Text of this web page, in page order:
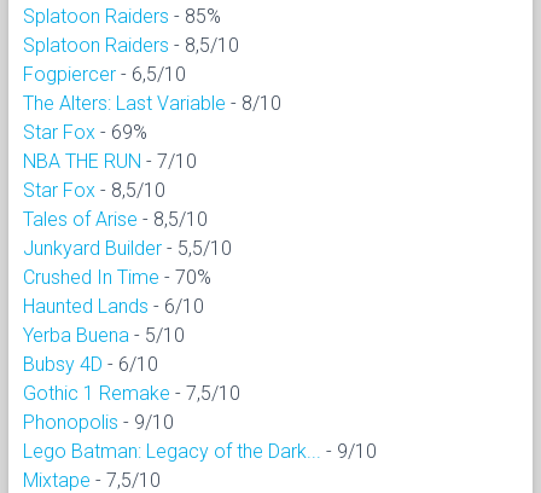
Splatoon Raiders - 85%
Splatoon Raiders - 8,5/10
Fogpiercer - 6,5/10
The Alters: Last Variable - 8/10
Star Fox - 69%
NBA THE RUN - 7/10
Star Fox - 8,5/10
Tales of Arise - 8,5/10
Junkyard Builder - 5,5/10
Crushed In Time - 70%
Haunted Lands - 6/10
Yerba Buena - 5/10
Bubsy 4D - 6/10
Gothic 1 Remake - 7,5/10
Phonopolis - 9/10
Lego Batman: Legacy of the Dark...
- 9/10
Mixtape - 7,5/10